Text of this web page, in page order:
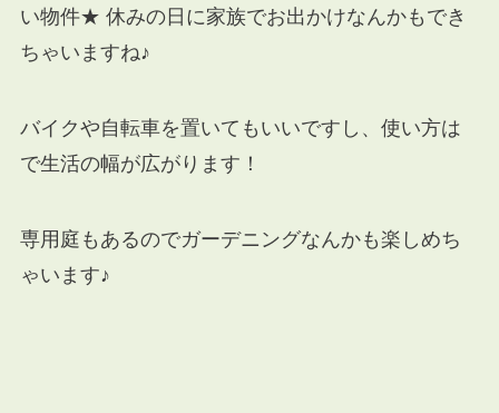
い物件★ 休みの日に家族でお出かけなんかもでき
ちゃいますね♪
バイクや自転車を置いてもいいですし、使い方は
で生活の幅が広がります！
専用庭もあるのでガーデニングなんかも楽しめち
ゃいます♪